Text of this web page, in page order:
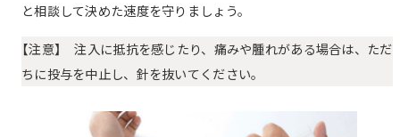
と相談して決めた速度を守りましょう。
【注意】 注入に抵抗を感じたり、痛みや腫れがある場合は、ただ
ちに投与を中止し、針を抜いてください。